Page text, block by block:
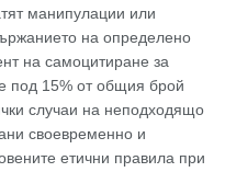
манипулации или
на определено
на самоцитиране за
под 15% от общия брой
случаи на неподходящо
своевременно и
етични правила при